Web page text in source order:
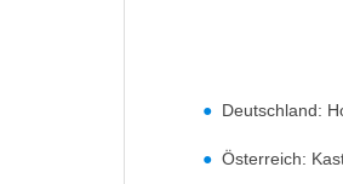
Deutschland:
Österreich: